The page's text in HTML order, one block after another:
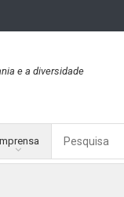
e a diversidade